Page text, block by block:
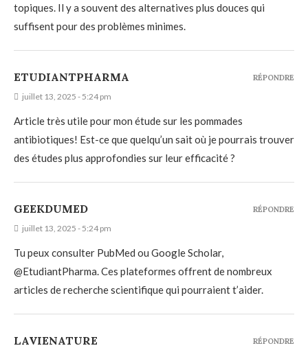
topiques. Il y a souvent des alternatives plus douces qui
suffisent pour des problèmes minimes.
ETUDIANTPHARMA
juillet 13, 2025 - 5:24 pm
Article très utile pour mon étude sur les pommades
antibiotiques! Est-ce que quelqu’un sait où je pourrais trouver
des études plus approfondies sur leur efficacité ?
RÉPONDRE
GEEKDUMED
juillet 13, 2025 - 5:24 pm
Tu peux consulter PubMed ou Google Scholar,
@EtudiantPharma. Ces plateformes offrent de nombreux
articles de recherche scientifique qui pourraient t’aider.
RÉPONDRE
LAVIENATURE RÉPONDRE